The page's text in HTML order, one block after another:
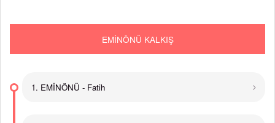
EMİNÖNÜ KALKIŞ
1. EMİNÖNÜ - Fatih